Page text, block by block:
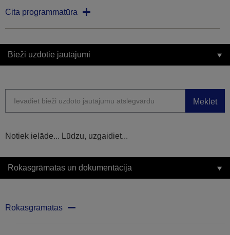
Cita programmatūra
Bieži uzdotie jautājumi
Meklēt
Notiek ielāde... Lūdzu, uzgaidiet...
Rokasgrāmatas un dokumentācija
Rokasgrāmatas